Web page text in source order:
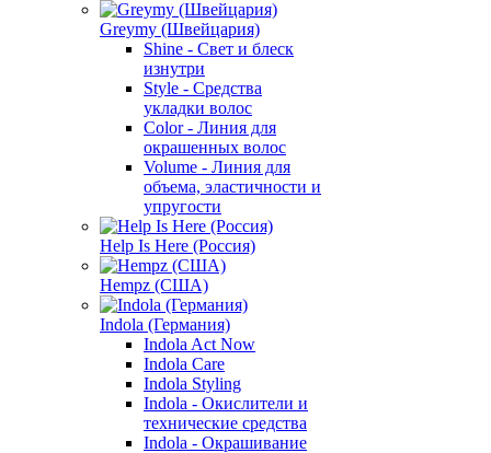
Greymy (Швейцария)
Shine - Свет и блеск
изнутри
Style - Средства
укладки волос
Color - Линия для
окрашенных волос
Volume - Линия для
объема, эластичности и
упругости
Help Is Here (Россия)
Hempz (США)
Indola (Германия)
Indola Act Now
Indola Care
Indola Styling
Indola - Окислители и
технические средства
Indola - Окрашивание